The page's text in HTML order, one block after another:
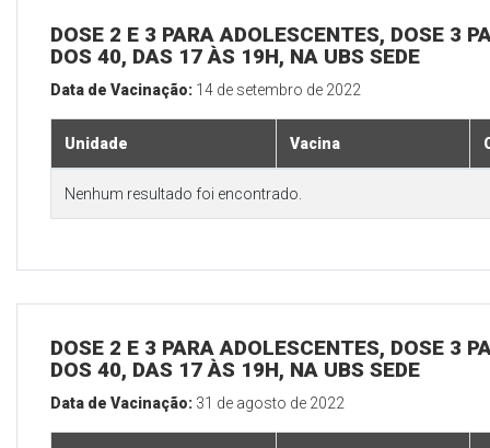
DOSE 2 E 3 PARA ADOLESCENTES, DOSE 3
DOS 40, DAS 17 ÀS 19H, NA UBS SEDE
Data de Vacinação: 14 de setembro de 2022
Unidade Vacina
Nenhum resultado foi encontrado.
DOSE 2 E 3 PARA ADOLESCENTES, DOSE 3
DOS 40, DAS 17 ÀS 19H, NA UBS SEDE
Data de Vacinação: 31 de agosto de 2022